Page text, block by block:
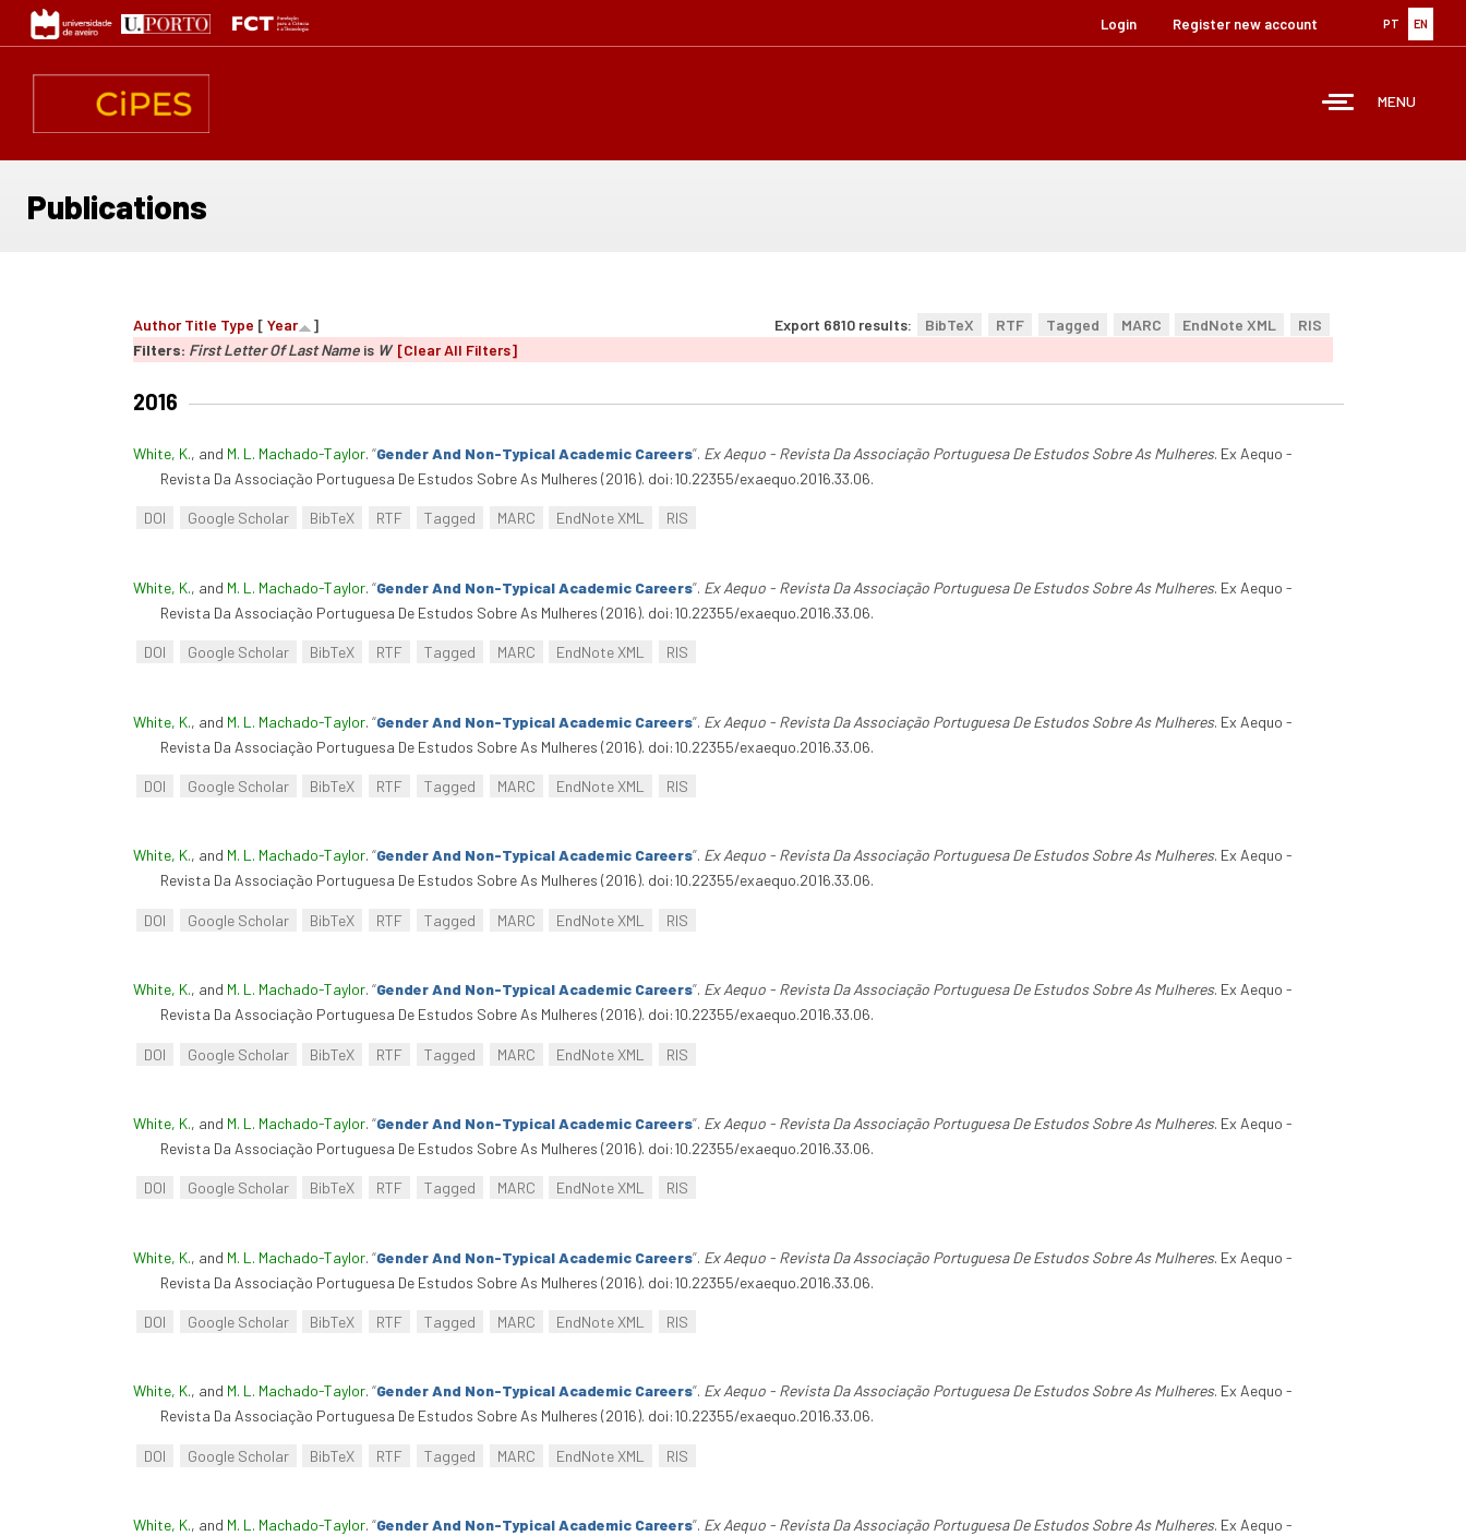
content
PT EN
Login Register new account
MENU
Publications
Export 6810 results: BibTeX RTF Tagged MARC EndNote XML RIS
Author Title Type [ Year
]
Filters: First Letter Of Last Name is W [Clear All Filters]
2016
White, K., and M. L. Machado-Taylor. “Gender And Non-Typical Academic Careers”. Ex Aequo - Revista Da Associação Portuguesa De Estudos Sobre As Mulheres. Ex Aequo -
Revista Da Associação Portuguesa De Estudos Sobre As Mulheres (2016). doi:10.22355/exaequo.2016.33.06.
DOI Google Scholar BibTeX RTF Tagged MARC EndNote XML RIS
White, K., and M. L. Machado-Taylor. “Gender And Non-Typical Academic Careers”. Ex Aequo - Revista Da Associação Portuguesa De Estudos Sobre As Mulheres. Ex Aequo -
Revista Da Associação Portuguesa De Estudos Sobre As Mulheres (2016). doi:10.22355/exaequo.2016.33.06.
DOI Google Scholar BibTeX RTF Tagged MARC EndNote XML RIS
White, K., and M. L. Machado-Taylor. “Gender And Non-Typical Academic Careers”. Ex Aequo - Revista Da Associação Portuguesa De Estudos Sobre As Mulheres. Ex Aequo -
Revista Da Associação Portuguesa De Estudos Sobre As Mulheres (2016). doi:10.22355/exaequo.2016.33.06.
DOI Google Scholar BibTeX RTF Tagged MARC EndNote XML RIS
White, K., and M. L. Machado-Taylor. “Gender And Non-Typical Academic Careers”. Ex Aequo - Revista Da Associação Portuguesa De Estudos Sobre As Mulheres. Ex Aequo -
Revista Da Associação Portuguesa De Estudos Sobre As Mulheres (2016). doi:10.22355/exaequo.2016.33.06.
DOI Google Scholar BibTeX RTF Tagged MARC EndNote XML RIS
White, K., and M. L. Machado-Taylor. “Gender And Non-Typical Academic Careers”. Ex Aequo - Revista Da Associação Portuguesa De Estudos Sobre As Mulheres. Ex Aequo -
Revista Da Associação Portuguesa De Estudos Sobre As Mulheres (2016). doi:10.22355/exaequo.2016.33.06.
DOI Google Scholar BibTeX RTF Tagged MARC EndNote XML RIS
White, K., and M. L. Machado-Taylor. “Gender And Non-Typical Academic Careers”. Ex Aequo - Revista Da Associação Portuguesa De Estudos Sobre As Mulheres. Ex Aequo -
Revista Da Associação Portuguesa De Estudos Sobre As Mulheres (2016). doi:10.22355/exaequo.2016.33.06.
DOI Google Scholar BibTeX RTF Tagged MARC EndNote XML RIS
White, K., and M. L. Machado-Taylor. “Gender And Non-Typical Academic Careers”. Ex Aequo - Revista Da Associação Portuguesa De Estudos Sobre As Mulheres. Ex Aequo -
Revista Da Associação Portuguesa De Estudos Sobre As Mulheres (2016). doi:10.22355/exaequo.2016.33.06.
DOI Google Scholar BibTeX RTF Tagged MARC EndNote XML RIS
White, K., and M. L. Machado-Taylor. “Gender And Non-Typical Academic Careers”. Ex Aequo - Revista Da Associação Portuguesa De Estudos Sobre As Mulheres. Ex Aequo -
Revista Da Associação Portuguesa De Estudos Sobre As Mulheres (2016). doi:10.22355/exaequo.2016.33.06.
DOI Google Scholar BibTeX RTF Tagged MARC EndNote XML RIS
White, K., and M. L. Machado-Taylor. “Gender And Non-Typical Academic Careers”. Ex Aequo - Revista Da Associação Portuguesa De Estudos Sobre As Mulheres. Ex Aequo -